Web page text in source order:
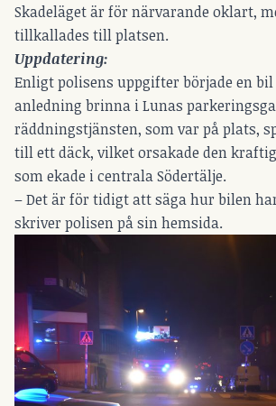
Skadeläget är för närvarande oklart,
tillkallades till platsen.
Uppdatering:
Enligt polisens uppgifter började en
anledning brinna i Lunas
räddningstjänsten, som var på plats,
till ett däck, vilket orsakade den
som ekade i centrala Södertälje.
– Det är för tidigt att säga hur bilen
skriver polisen på sin hemsida.